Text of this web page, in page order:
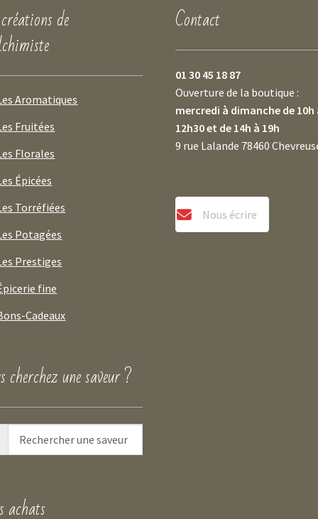
de
Aromatiques
Fruitées
Florales
Épicées
Torréfiées
Potagées
Prestiges
fine
Cadeaux
cherchez une saveur ?
achats
Contact
01 30 45 18 87
Ouverture de la boutique :
mercredi à dimanche de 10h
12h30 et de 14h à 19h
9 rue Lalande 78460
Nous écrire